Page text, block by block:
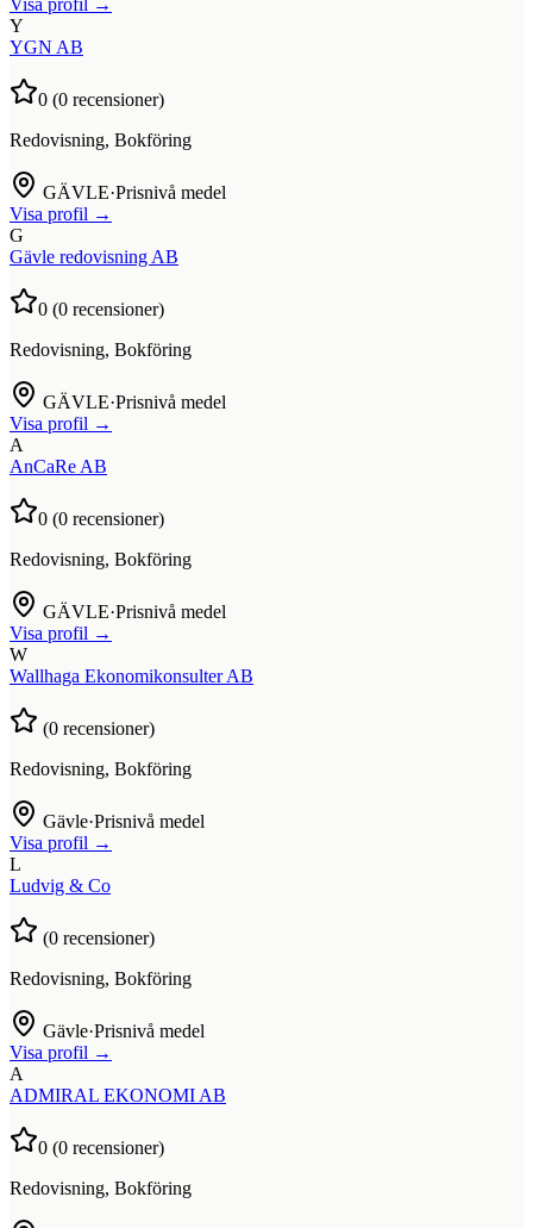
Y
YGN AB
0 (0 recensioner)
Redovisning, Bokföring
GÄVLE·Prisnivå medel
Visa profil →
G
Gävle redovisning AB
0 (0 recensioner)
Redovisning, Bokföring
GÄVLE·Prisnivå medel
Visa profil →
A
AnCaRe AB
0 (0 recensioner)
Redovisning, Bokföring
GÄVLE·Prisnivå medel
Visa profil →
W
Wallhaga Ekonomikonsulter AB
(0 recensioner)
Redovisning, Bokföring
Gävle·Prisnivå medel
Visa profil →
L
Ludvig & Co
(0 recensioner)
Redovisning, Bokföring
Gävle·Prisnivå medel
Visa profil →
A
ADMIRAL EKONOMI AB
0 (0 recensioner)
Redovisning, Bokföring